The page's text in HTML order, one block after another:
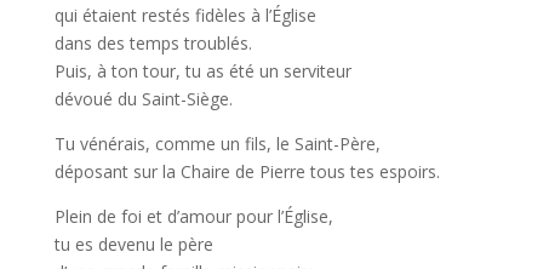
qui étaient restés fidèles à l’Église
dans des temps troublés.
Puis, à ton tour, tu as été un serviteur
dévoué du Saint-Siège.
Tu vénérais, comme un fils, le Saint-Père,
déposant sur la Chaire de Pierre tous tes espoirs.
Plein de foi et d’amour pour l’Église,
tu es devenu le père